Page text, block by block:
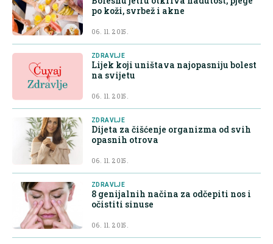
po koži, svrbež i akne
06. 11. 2015.
ZDRAVLJE
Lijek koji uništava najopasniju bolest
na svijetu
06. 11. 2015.
ZDRAVLJE
Dijeta za čišćenje organizma od svih
opasnih otrova
06. 11. 2015.
ZDRAVLJE
8 genijalnih načina za odčepiti nos i
očistiti sinuse
06. 11. 2015.